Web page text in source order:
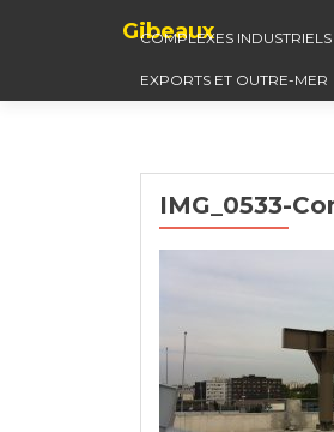
Gibeaux
COMPLEXES INDUSTRIELS
EXPORTS ET OUTRE-MER
IMG_0533-